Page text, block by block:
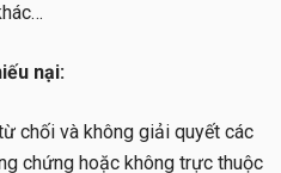
nại:
chối và không giải quyết các
chứng hoặc không trực thuộc